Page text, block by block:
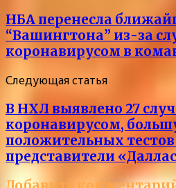
НБА перенесла
“Вашингтона” из-за
коронавирусом в
Следующая статья
В НХЛ выявлено 27
коронавирусом,
положительных тестов
представители